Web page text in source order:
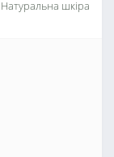
Натуральна шкіра